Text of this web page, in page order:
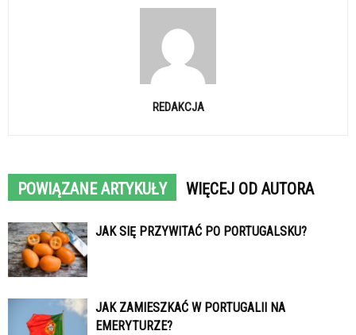
REDAKCJA
POWIĄZANE ARTYKUŁY WIĘCEJ OD AUTORA
JAK SIĘ PRZYWITAĆ PO PORTUGALSKU?
JAK ZAMIESZKAĆ W PORTUGALII NA
EMERYTURZE?